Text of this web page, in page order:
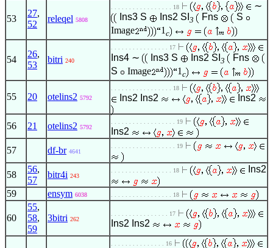
53
27,
52
releqel 5808
. . . . . . . . . . . . . . . . . 18
∼
Ins3 S Ins2 SI 3 Fns
S
Image
1 c
54
26,
53
bitri 240
. . . . . . . . . . . . . . . . 17
Ins4 ∼ Ins3 S Ins2 SI 3
Fns
S
Image 1 c
55 20 otelins2 5792
. . . . . . . . . . . . . . . . . 18
Ins2 Ins2 Ins2
56 21 otelins2 5792
. . . . . . . . . . . . . . . . . . 19
Ins2
57
df-br 4641
. . . . . . . . . . . . . . . . . . 19
58
56,
57
bitr4i 243
. . . . . . . . . . . . . . . . . 18 Ins2
59 ensym 6038 . . . . . . . . . . . . . . . . . 18
60
55,
58,
59
3bitri 262
. . . . . . . . . . . . . . . . 17
Ins2 Ins2
. . . . . . . . . . . . . . . 16